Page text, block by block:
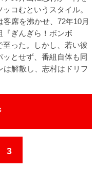
コむというスタイル。
席を沸かせ、72年10月
ぎんぎら！ボンボ
った。しかし、若い彼
とせず、番組自体も同
解散し、志村はドリフ
3